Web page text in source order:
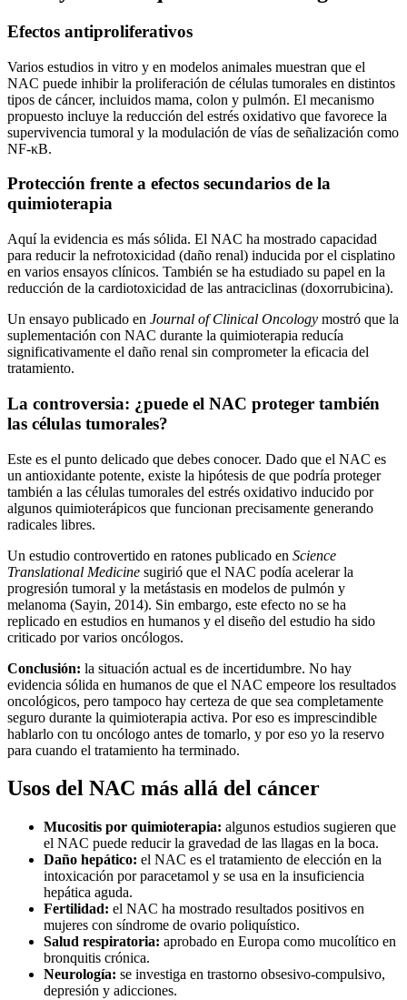
Efectos antiproliferativos
Varios estudios in vitro y en modelos animales muestran que el
NAC puede inhibir la proliferación de células tumorales en distintos
tipos de cáncer, incluidos mama, colon y pulmón. El mecanismo
propuesto incluye la reducción del estrés oxidativo que favorece la
supervivencia tumoral y la modulación de vías de señalización como
NF-κB.
Protección frente a efectos secundarios de la
quimioterapia
Aquí la evidencia es más sólida. El NAC ha mostrado capacidad
para reducir la nefrotoxicidad (daño renal) inducida por el cisplatino
en varios ensayos clínicos. También se ha estudiado su papel en la
reducción de la cardiotoxicidad de las antraciclinas (doxorrubicina).
Un ensayo publicado en Journal of Clinical Oncology mostró que la
suplementación con NAC durante la quimioterapia reducía
significativamente el daño renal sin comprometer la eficacia del
tratamiento.
La controversia: ¿puede el NAC proteger también
las células tumorales?
Este es el punto delicado que debes conocer. Dado que el NAC es
un antioxidante potente, existe la hipótesis de que podría proteger
también a las células tumorales del estrés oxidativo inducido por
algunos quimioterápicos que funcionan precisamente generando
radicales libres.
Un estudio controvertido en ratones publicado en Science
Translational Medicine sugirió que el NAC podía acelerar la
progresión tumoral y la metástasis en modelos de pulmón y
melanoma (Sayin, 2014). Sin embargo, este efecto no se ha
replicado en estudios en humanos y el diseño del estudio ha sido
criticado por varios oncólogos.
Conclusión: la situación actual es de incertidumbre. No hay
evidencia sólida en humanos de que el NAC empeore los resultados
oncológicos, pero tampoco hay certeza de que sea completamente
seguro durante la quimioterapia activa. Por eso es imprescindible
hablarlo con tu oncólogo antes de tomarlo, y por eso yo la reservo
para cuando el tratamiento ha terminado.
Usos del NAC más allá del cáncer
Mucositis por quimioterapia: algunos estudios sugieren que
el NAC puede reducir la gravedad de las llagas en la boca.
Daño hepático: el NAC es el tratamiento de elección en la
intoxicación por paracetamol y se usa en la insuficiencia
hepática aguda.
Fertilidad: el NAC ha mostrado resultados positivos en
mujeres con síndrome de ovario poliquístico.
Salud respiratoria: aprobado en Europa como mucolítico en
bronquitis crónica.
Neurología: se investiga en trastorno obsesivo-compulsivo,
depresión y adicciones.